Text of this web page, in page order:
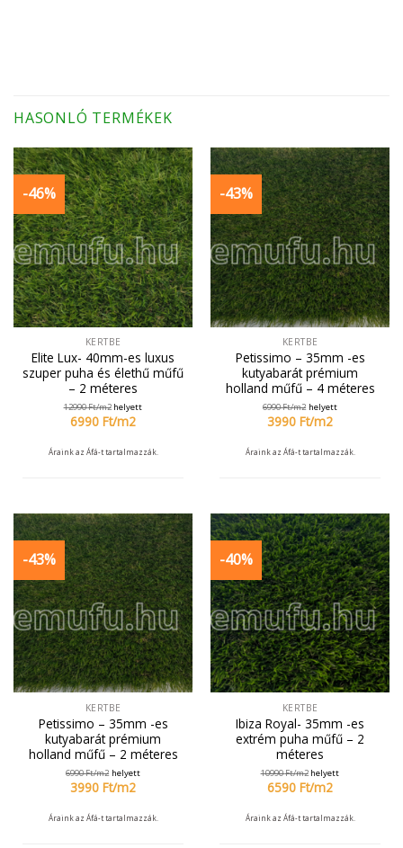
HASONLÓ TERMÉKEK
-46%
KERTBE
Elite Lux- 40mm-es luxus
szuper puha és élethű műfű
– 2 méteres
12990Ft/m2 helyett
6990 Ft/m2
Áraink az Áfá-t tartalmazzák.
-43%
KERTBE
Petissimo – 35mm -es
kutyabarát prémium
holland műfű – 4 méteres
6990Ft/m2 helyett
3990 Ft/m2
Áraink az Áfá-t tartalmazzák.
-43%
KERTBE
Petissimo – 35mm -es
kutyabarát prémium
holland műfű – 2 méteres
6990Ft/m2 helyett
3990 Ft/m2
Áraink az Áfá-t tartalmazzák.
-40%
KERTBE
Ibiza Royal- 35mm -es
extrém puha műfű – 2
méteres
10990Ft/m2 helyett
6590 Ft/m2
Áraink az Áfá-t tartalmazzák.